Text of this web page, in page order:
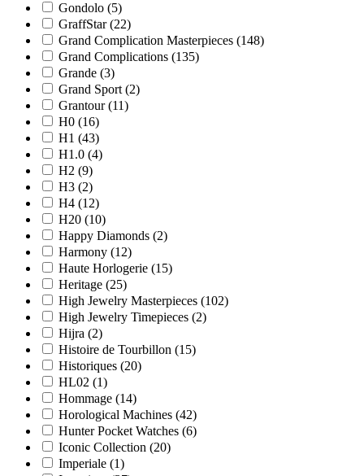
Gondolo (5)
GraffStar (22)
Grand Complication Masterpieces (148)
Grand Complications (135)
Grande (3)
Grand Sport (2)
Grantour (11)
H0 (16)
H1 (43)
H1.0 (4)
H2 (9)
H3 (2)
H4 (12)
H20 (10)
Happy Diamonds (2)
Harmony (12)
Haute Horlogerie (15)
Heritage (25)
High Jewelry Masterpieces (102)
High Jewelry Timepieces (2)
Hijra (2)
Histoire de Tourbillon (15)
Historiques (20)
HL02 (1)
Hommage (14)
Horological Machines (42)
Hunter Pocket Watches (6)
Iconic Collection (20)
Imperiale (1)